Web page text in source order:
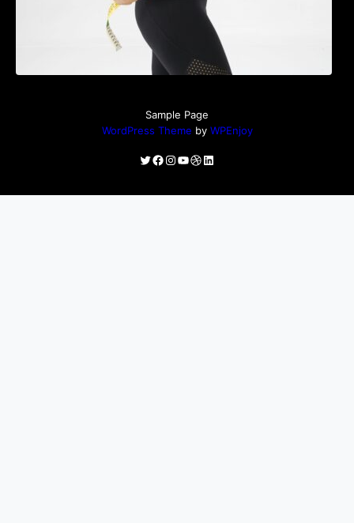
Sample Page
WordPress Theme by WPEnjoy
Twitter
Facebook
Instagram
YouTube
Dribbble
LinkedIn